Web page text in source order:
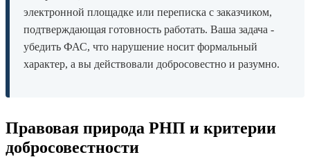
электронной площадке или переписка с заказчиком,
подтверждающая готовность работать. Ваша задача -
убедить ФАС, что нарушение носит формальный
характер, а вы действовали добросовестно и разумно.
Правовая природа РНП и критерии
добросовестности